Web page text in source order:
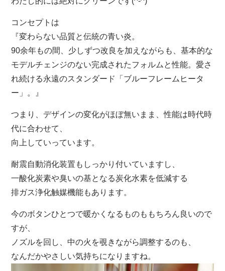
コンセプトは
『変わらない品質と伝統の青い炎。
90余年もの間、少しずつ改良を加えながらも、基本的な
モデルチェンジのない完成されたフォルムと性能。愛さ
れ続ける永遠のスタンダード「ブルーフレームヒータ
ー」。』
つまり、デザインの変化がほぼ無いまま、性能は時代時
代に合わせて、
向上していっています。
耐震自動消化装置もしっかり付いていますし、
一酸化炭素や臭いの基となる炭化水素を低減する
排ガス浄化触媒機能もあります。
今のボタンひとつで暖かくなるものももちろん良いので
すが、
ノズルを回し、中の火を覗きながら調整するのも、
なんだかやさしい気持ちになりますね。